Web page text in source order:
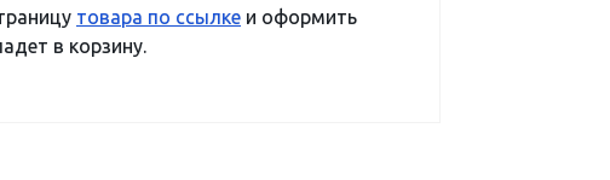
товара по ссылке и оформить
в корзину.